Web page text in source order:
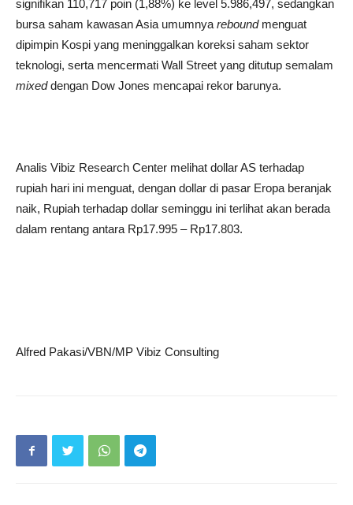
signifikan 110,717 poin (1,88%) ke level 5.986,497, sedangkan
bursa saham kawasan Asia umumnya reboundmenguat
dipimpin Kospi yang meninggalkan koreksi saham sektor
teknologi, serta mencermati Wall Street yang ditutup semalam
mixeddengan Dow Jones mencapai rekor barunya.
Analis Vibiz Research Center melihat dollar AS terhadap
rupiah hari ini menguat, dengan dollar di pasar Eropa beranjak
naik, Rupiah terhadap dollar seminggu ini terlihat akan berada
dalam rentang antara Rp17.995 – Rp17.803.
Alfred Pakasi/VBN/MP Vibiz Consulting